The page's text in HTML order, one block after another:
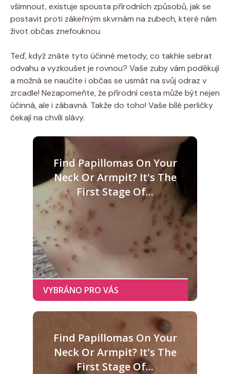
všimnout, existuje spousta přírodních způsobů, jak se
postavit proti zákeřným skvrnám na zubech, které nám
život občas znefouknou.
Teď, když znáte tyto účinné metody, co takhle sebrat
odvahu a vyzkoušet je rovnou? Vaše zuby vám poděkují
a možná se naučíte i občas se usmát na svůj odraz v
zrcadle! Nezapomeňte, že přírodní cesta může být nejen
účinná, ale i zábavná. Takže do toho! Vaše bílé perličky
čekají na chvíli slávy.
Find Papillomas On Your
Neck Or Armpit? It's The
First Stage Of...
Find Papillomas On Your
Neck Or Armpit? It's The
First Stage Of...